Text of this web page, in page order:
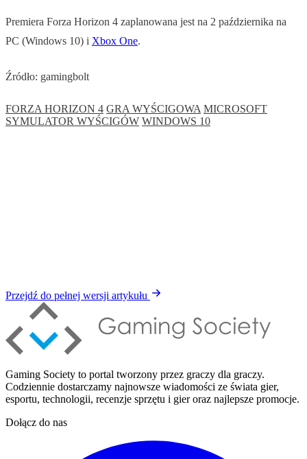
Premiera Forza Horizon 4 zaplanowana jest na 2 października na
PC (Windows 10) i Xbox One.
Źródło: gamingbolt
FORZA HORIZON 4 GRA WYŚCIGOWA MICROSOFT
SYMULATOR WYŚCIGÓW WINDOWS 10
Przejdź do pełnej wersji artykułu
Gaming Society to portal tworzony przez graczy dla graczy.
Codziennie dostarczamy najnowsze wiadomości ze świata gier,
esportu, technologii, recenzje sprzętu i gier oraz najlepsze promocje.
Dołącz do nas